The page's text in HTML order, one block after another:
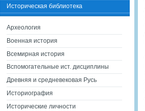
Историческая библиотека
Археология
Военная история
Всемирная история
Вспомогательные ист. дисциплины
Древняя и средневековая Русь
Историография
Исторические личности